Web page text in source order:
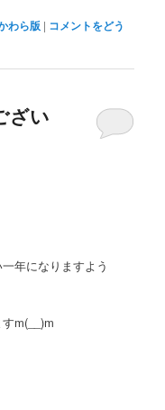
わら版 | コメントをどう
ざい
年になりますよう
m(__)m